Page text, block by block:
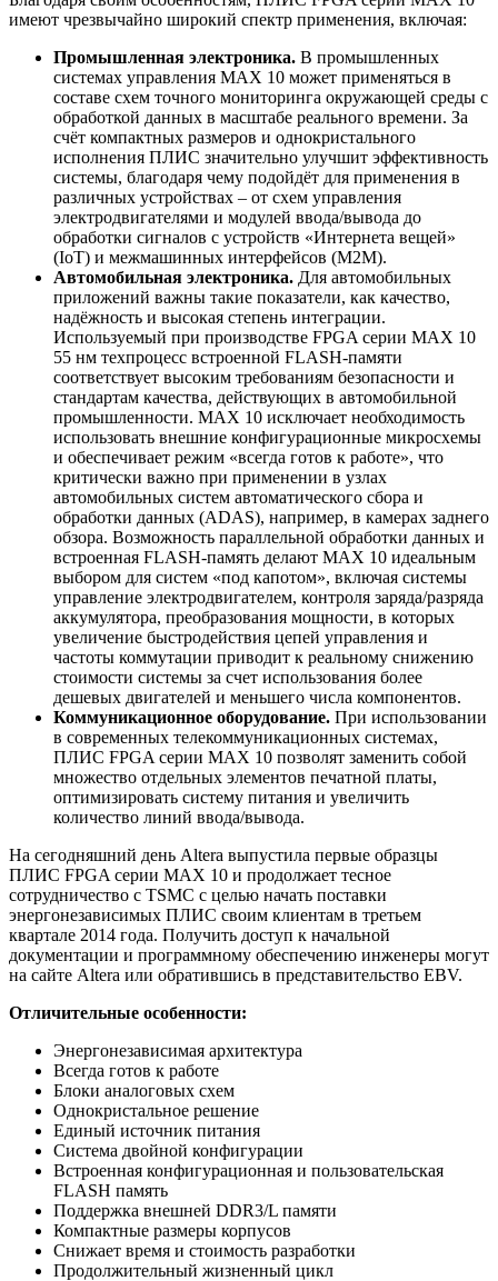
имеют чрезвычайно широкий спектр применения, включая:
Промышленная электроника. В промышленных
системах управления MAX 10 может применяться в
составе схем точного мониторинга окружающей среды с
обработкой данных в масштабе реального времени. За
счёт компактных размеров и однокристального
исполнения ПЛИС значительно улучшит эффективность
системы, благодаря чему подойдёт для применения в
различных устройствах – от схем управления
электродвигателями и модулей ввода/вывода до
обработки сигналов с устройств «Интернета вещей»
(IoT) и межмашинных интерфейсов (M2M).
Автомобильная электроника. Для автомобильных
приложений важны такие показатели, как качество,
надёжность и высокая степень интеграции.
Используемый при производстве FPGA серии MAX 10
55 нм техпроцесс встроенной FLASH-памяти
соответствует высоким требованиям безопасности и
стандартам качества, действующих в автомобильной
промышленности. MAX 10 исключает необходимость
использовать внешние конфигурационные микросхемы
и обеспечивает режим «всегда готов к работе», что
критически важно при применении в узлах
автомобильных систем автоматического сбора и
обработки данных (ADAS), например, в камерах заднего
обзора. Возможность параллельной обработки данных и
встроенная FLASH-память делают MAX 10 идеальным
выбором для систем «под капотом», включая системы
управление электродвигателем, контроля заряда/разряда
аккумулятора, преобразования мощности, в которых
увеличение быстродействия цепей управления и
частоты коммутации приводит к реальному снижению
стоимости системы за счет использования более
дешевых двигателей и меньшего числа компонентов.
Коммуникационное оборудование. При использовании
в современных телекоммуникационных системах,
ПЛИС FPGA серии MAX 10 позволят заменить собой
множество отдельных элементов печатной платы,
оптимизировать систему питания и увеличить
количество линий ввода/вывода.
На сегодняшний день Altera выпустила первые образцы
ПЛИС FPGA серии MAX 10 и продолжает тесное
сотрудничество с TSMC с целью начать поставки
энергонезависимых ПЛИС своим клиентам в третьем
квартале 2014 года. Получить доступ к начальной
документации и программному обеспечению инженеры могут
на сайте Altera или обратившись в представительство EBV.
Отличительные особенности:
Энергонезависимая архитектура
Всегда готов к работе
Блоки аналоговых схем
Однокристальное решение
Единый источник питания
Система двойной конфигурации
Встроенная конфигурационная и пользовательская
FLASH память
Поддержка внешней DDR3/L памяти
Компактные размеры корпусов
Снижает время и стоимость разработки
Продолжительный жизненный цикл